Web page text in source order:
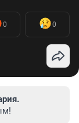
0 0